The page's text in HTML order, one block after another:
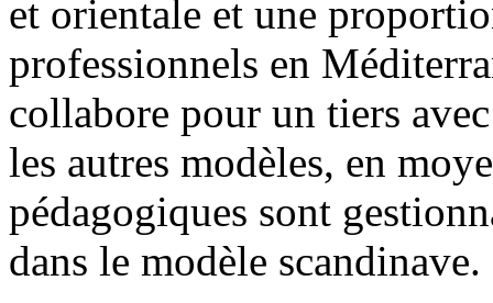
et orientale et une
professionnels en
collabore pour un tiers
les autres modèles, en
pédagogiques sont
dans le modèle scandinave.